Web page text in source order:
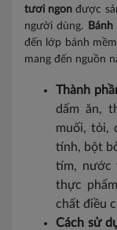
tươi ngon được
người dùng.
đến lớp bánh
mang đến nguồn
Thành
dấm ăn,
muối, tỏi,
tính, bột
tím, nước
thực
chất điều
Cách sử